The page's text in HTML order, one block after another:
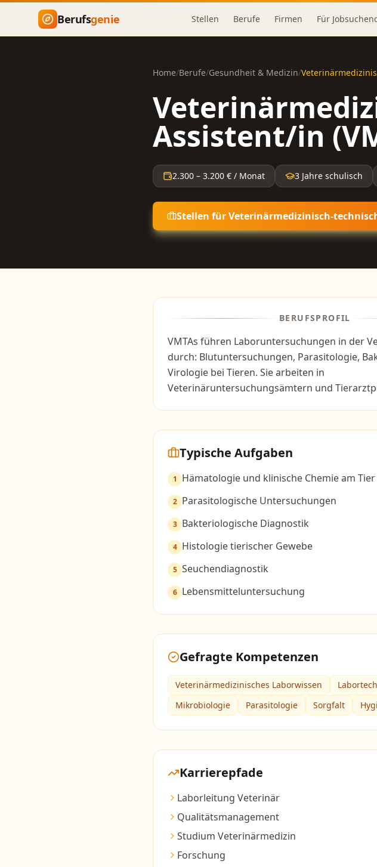
Zum Hauptinhalt springen
Berufsgenie Stellen Berufe Firmen Für
Home/Berufe/Gesundheit & Medizin/
Assistent/in
2.300 – 3.200 € / Monat 3 Jahre schulisch
Stellen fürVeterinärmedizinisch-
BERUFSPROFIL
VMTAs führen Laboruntersuchungen in der
durch: Blutuntersuchungen, Parasitologie,
Virologie bei Tieren. Sie arbeiten in
Veterinäruntersuchungsämtern und
Typische Aufgaben
1 Hämatologie und klinische Chemie am Tier
2 Parasitologische Untersuchungen
3 Bakteriologische Diagnostik
4 Histologie tierischer Gewebe
5 Seuchendiagnostik
6 Lebensmitteluntersuchung
Gefragte Kompetenzen
Veterinärmedizinisches Laborwissen
Mikrobiologie
Parasitologie Sorgfalt
Karrierepfade
Laborleitung Veterinär
Qualitätsmanagement
Studium Veterinärmedizin
Forschung